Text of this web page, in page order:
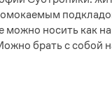
можно носить как
брать с собой